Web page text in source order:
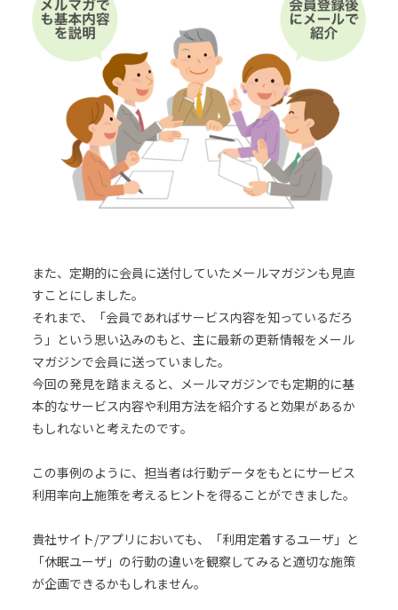
また、定期的に会員に送付していたメールマガジンも見直
すことにしました。
それまで、「会員であればサービス内容を知っているだろ
う」という思い込みのもと、主に最新の更新情報をメール
マガジンで会員に送っていました。
今回の発見を踏まえると、メールマガジンでも定期的に基
本的なサービス内容や利用方法を紹介すると効果があるか
もしれないと考えたのです。
この事例のように、担当者は行動データをもとにサービス
利用率向上施策を考えるヒントを得ることができました。
貴社サイト/アプリにおいても、「利用定着するユーザ」と
「休眠ユーザ」の行動の違いを観察してみると適切な施策
が企画できるかもしれません。